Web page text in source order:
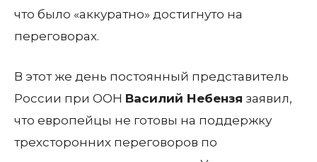
что было «аккуратно» достигнуто на
переговорах.
В этот же день постоянный представитель
России при ООН Василий Небензя заявил,
что европейцы не готовы на поддержку
трехсторонних переговоров по